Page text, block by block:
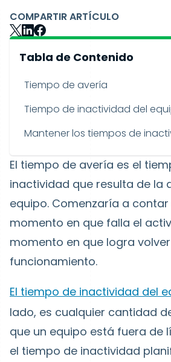
COMPARTIR ARTÍCULO
Tabla de Contenido
Tiempo de avería
Tiempo de inactividad del
Mantener los tiempos de
El tiempo de avería es el
inactividad que resulta de la
equipo. Comenzaría a contar
momento en que falla el
momento en que logra
funcionamiento.
El tiempo de inactividad del
lado, es cualquier cantidad
que un equipo está fuera de
el tiempo de inactividad